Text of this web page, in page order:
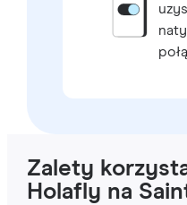
Zalety
Holafly na